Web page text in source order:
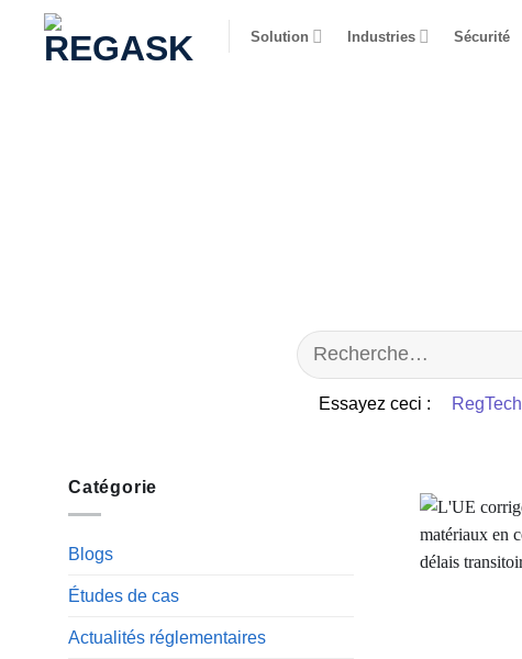
Passer
Solution Industries Sécurité
Essayez ceci : RegTech
Catégorie
Blogs
Études de cas
Actualités réglementaires